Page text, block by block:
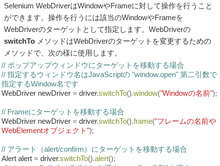
Selenium WebDriverはWindowやFrameに対して操作を行うこと
ができます。操作を行うには該当のWindowやFrameを
WebDriverのターゲットとして指定します。WebDriverの
switchTo メソッドはWebDriverのターゲットを変更するための
メソッドで、次の様に使用します。
// ポップアップウィンドウにターゲットを移動する場合
// 指定するウィンドウ名はJavaScriptの "window.open" 第二引数で
指定するWindow名です
WebDriver newDriver = driver.switchTo().window("Windowの名前");
// Frameにターゲットを移動する場合
WebDriver newDriver = driver.switchTo().frame("フレームの名前や
WebElementオブジェクト");
// アラート（alert/confirm）にターゲットを移動する場合
Alert alert = driver.switchTo().alert();